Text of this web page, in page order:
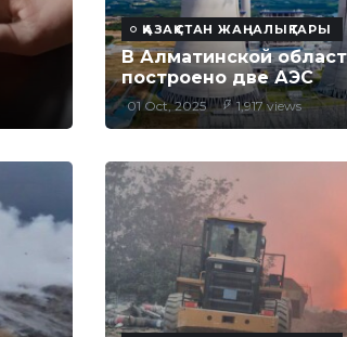
ҚАЗАҚСТАН ЖАҢАЛЫҚТАРЫ
В Алматинской
построено две АЭС
01 Oct, 2025 1,917 views